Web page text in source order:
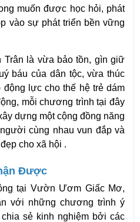
muốn được học hỏi, phát
vào sự phát triển bền vững
là vừa bảo tồn, gìn giữ
báu của dân tộc, vừa thúc
lực cho thế hệ trẻ dám
mỗi chương trình tại đây
dựng một cộng đồng năng
cùng nhau vun đắp và
cho xã hội .
Được
tại Vườn Ươm Giấc Mơ,
với những chương trình ý
sẻ kinh nghiệm bởi các